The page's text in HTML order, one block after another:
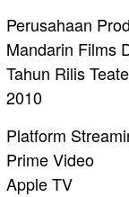
Perusahaan
Mandarin Films
Tahun Rilis
2010
Platform
Prime Video⁠
Apple TV⁠